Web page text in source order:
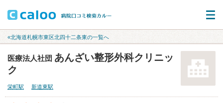
«北海道札幌市東区北四十二条東の一覧へ
医療法人社団 あんざい整形外科クリニッ
ク
栄町駅 新道東駅